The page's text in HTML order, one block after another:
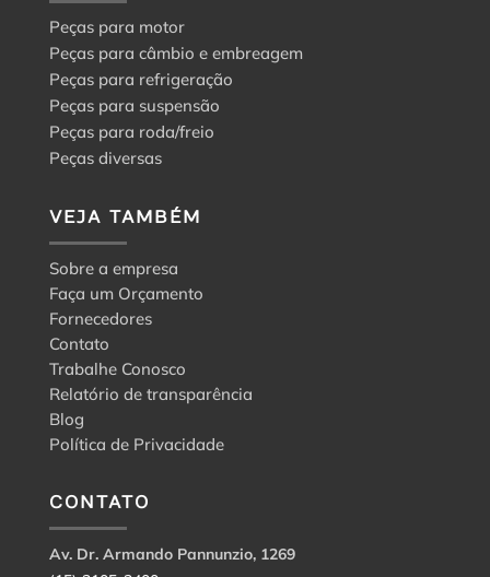
Peças para motor
Peças para câmbio e embreagem
Peças para refrigeração
Peças para suspensão
Peças para roda/freio
Peças diversas
VEJA TAMBÉM
Sobre a empresa
Faça um Orçamento
Fornecedores
Contato
Trabalhe Conosco
Relatório de transparência
Blog
Política de Privacidade
CONTATO
Av. Dr. Armando Pannunzio, 1269